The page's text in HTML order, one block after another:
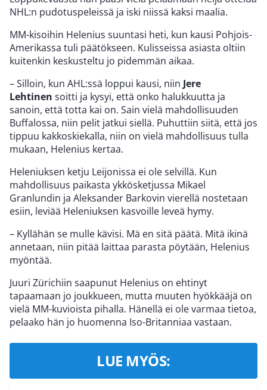
NHL:n pudotuspeleissä ja iski niissä kaksi maalia.
MM-kisoihin Helenius suuntasi heti, kun kausi Pohjois-
Amerikassa tuli päätökseen. Kulisseissa asiasta oltiin
kuitenkin keskusteltu jo pidemmän aikaa.
– Silloin, kun AHL:ssä loppui kausi, niin Jere
Lehtinen soitti ja kysyi, että onko halukkuutta ja
sanoin, että totta kai on. Sain vielä mahdollisuuden
Buffalossa, niin pelit jatkui siellä. Puhuttiin siitä, että jos
tippuu kakkoskiekalla, niin on vielä mahdollisuus tulla
mukaan, Helenius kertaa.
Heleniuksen ketju Leijonissa ei ole selvillä. Kun
mahdollisuus paikasta ykkösketjussa Mikael
Granlundin ja Aleksander Barkovin vierellä nostetaan
esiin, leviää Heleniuksen kasvoille leveä hymy.
– Kyllähän se mulle kävisi. Mä en sitä päätä. Mitä ikinä
annetaan, niin pitää laittaa parasta pöytään, Helenius
myöntää.
Juuri Zürichiin saapunut Helenius on ehtinyt
tapaamaan jo joukkueen, mutta muuten hyökkääjä on
vielä MM-kuvioista pihalla. Hänellä ei ole varmaa tietoa,
pelaako hän jo huomenna Iso-Britanniaa vastaan.
LUE MYÖS: